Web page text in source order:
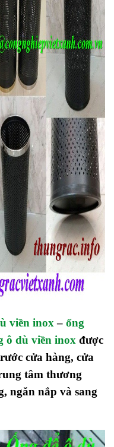
viền inox– ống
ô dù viền inox được
cửa hàng, cửa
tâm thương
ngăn nắp và sang